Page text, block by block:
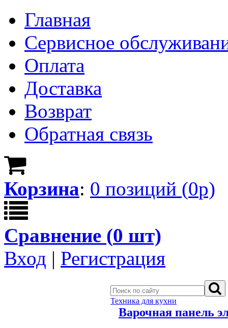
Главная
Сервисное
Оплата
Доставка
Возврат
Обратная связь
Корзина: 0 позиций (0р)
Сравнение (0 шт)
Вход | Регистрация
Техника для кухни
Варочная панель